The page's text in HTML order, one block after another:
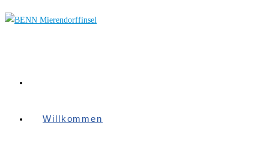
Zum
Inhalt
Willkommen